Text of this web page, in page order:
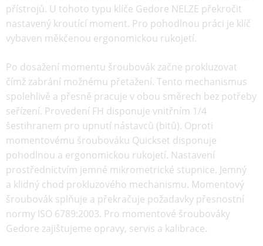
přístrojů. U tohoto typu klíče Gedore NELZE překročit
nastavený kroutící moment. Pro pohodlnou práci je klíč
vybaven měkčenou ergonomickou rukojetí.
Po dosažení momentu šroubovák začne prokluzovat
čímž zabrání možnému přetažení. Tento mechanismus
spolehlivě a přesně pracuje v obou směrech bez potřeby
seřízení. Provedení FH disponuje vnitřním 1/4
šestihranem pro upnutí nástavců (bitů). Oproti
momentovému šroubováku Quickset disponuje
pohodlnou a ergonomickou rukojetí. Nastavení
prostřednictvím jemné mikrometrické stupnice. Jemný
a klidný chod prokluzového mechanismu. Momentový
šroubovák splňuje a překračuje požadavky přesnostní
normy ISO 6789:2003. Pro momentové šroubováky
Gedore zajištujeme opravy, servis a kalibrace.